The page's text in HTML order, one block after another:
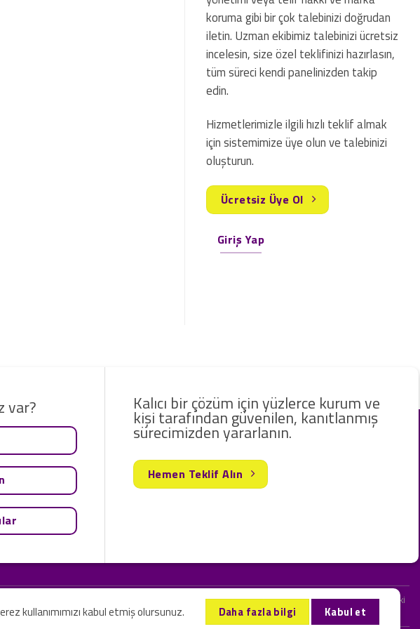
koruma gibi bir çok talebinizi doğrudan
iletin. Uzman ekibimiz talebinizi ücretsiz
incelesin, size özel teklifinizi hazırlasın,
tüm süreci kendi panelinizden takip
edin.
Hizmetlerimizle ilgili hızlı teklif almak
için sistemimize üye olun ve talebinizi
oluşturun.
Ücretsiz Üye Ol
Giriş Yap
var? Kalıcı bir çözüm için yüzlerce kurum ve
kişi tarafından güvenilen, kanıtlanmış
sürecimizden yararlanın.
Hemen Teklif Alın
şirketi olarak hizmet vermekteyiz. Web sitemizde ve sizinle kurduğumuz iletişimlerdeki
kullanımımızı kabul etmiş olursunuz. Daha fazla bilgi Kabul et